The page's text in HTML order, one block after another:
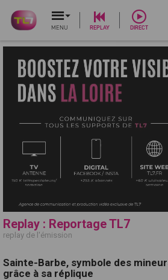
MENU REPLAY DIRECT
Replay : Reportage TL7
replay de l'émission
Sainte-Barbe, symbole des
grâce à sa réplique